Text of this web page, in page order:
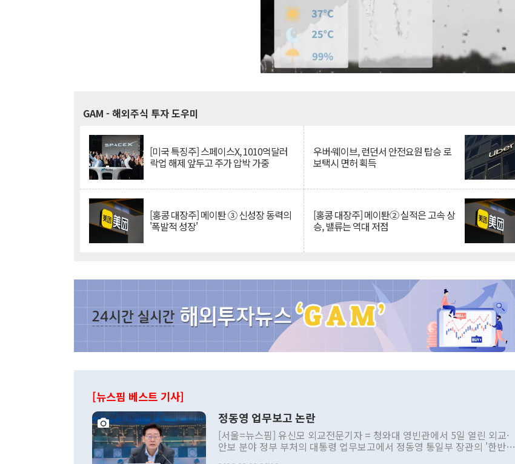
GAM - 해외주식 투자 도우미
[미국 특징주] 스페이스X, 1010억달러
락업 해제 앞두고 주가 압박 가중
우버·웨이브, 런던서 안전요원 탑승 로
보택시 면허 획득
[홍콩 대장주] 메이퇀 ③ 신성장 동력의
'폭발적 성장'
[홍콩 대장주] 메이퇀② 실적은 고속 상
승, 밸류는 역대 저점
[뉴스핌 베스트 기사]
정동영 업무보고 논란
[서울=뉴스핌] 유신모 외교전문기자 = 청와대 영빈관에서 5일 열린 외교·
안보 분야 정부 부처의 대통령 업무보고에서 정동영 통일부 장관의 '한반도